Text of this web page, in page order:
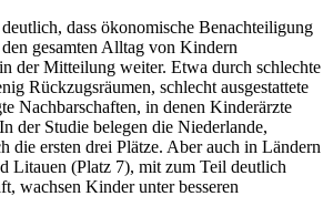
dass ökonomische Benachteiligung
gesamten Alltag von Kindern
der Mitteilung weiter. Etwa durch schlechte
Rückzugsräumen, schlecht ausgestattete
Nachbarschaften, in denen Kinderärzte
der Studie belegen die Niederlande,
die ersten drei Plätze. Aber auch in Ländern
Litauen (Platz 7), mit zum Teil deutlich
wachsen Kinder unter besseren